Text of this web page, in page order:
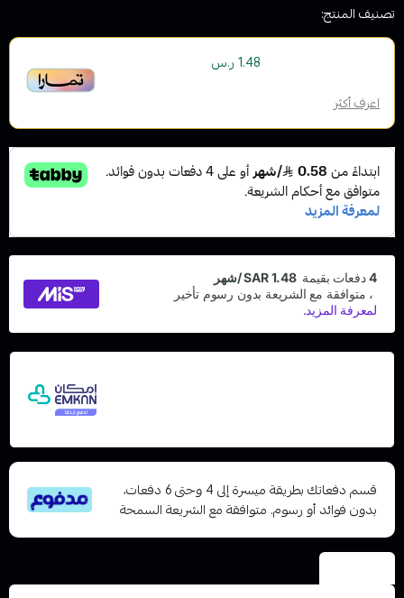
تصنيف المنتج:
1.48 ر.س
اعرف أكثر
قسم دفعاتك بطريقة ميسرة إلى 4 وحتى 6 دفعات،
بدون فوائد أو رسوم. متوافقة مع الشريعة السمحة